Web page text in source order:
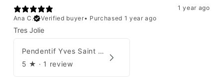
1 year ago
Ana C.
Verified buyer• Purchased 1 year ago
Tres Jolie
Pendentif Yves Saint Laurent
5 ★ · 1 review